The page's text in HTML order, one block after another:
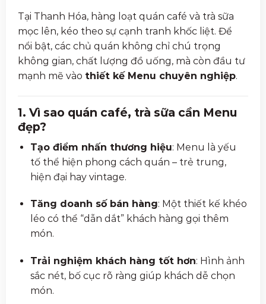
Tại Thanh Hóa, hàng loạt quán café và trà sữa
mọc lên, kéo theo sự cạnh tranh khốc liệt. Để
nổi bật, các chủ quán không chỉ chú trọng
không gian, chất lượng đồ uống, mà còn đầu tư
mạnh mẽ vào thiết kế Menu chuyên nghiệp.
1. Vì sao quán café, trà sữa cần Menu
đẹp?
Tạo điểm nhấn thương hiệu: Menu là yếu
tố thể hiện phong cách quán – trẻ trung,
hiện đại hay vintage.
Tăng doanh số bán hàng: Một thiết kế khéo
léo có thể “dẫn dắt” khách hàng gọi thêm
món.
Trải nghiệm khách hàng tốt hơn: Hình ảnh
sắc nét, bố cục rõ ràng giúp khách dễ chọn
món.